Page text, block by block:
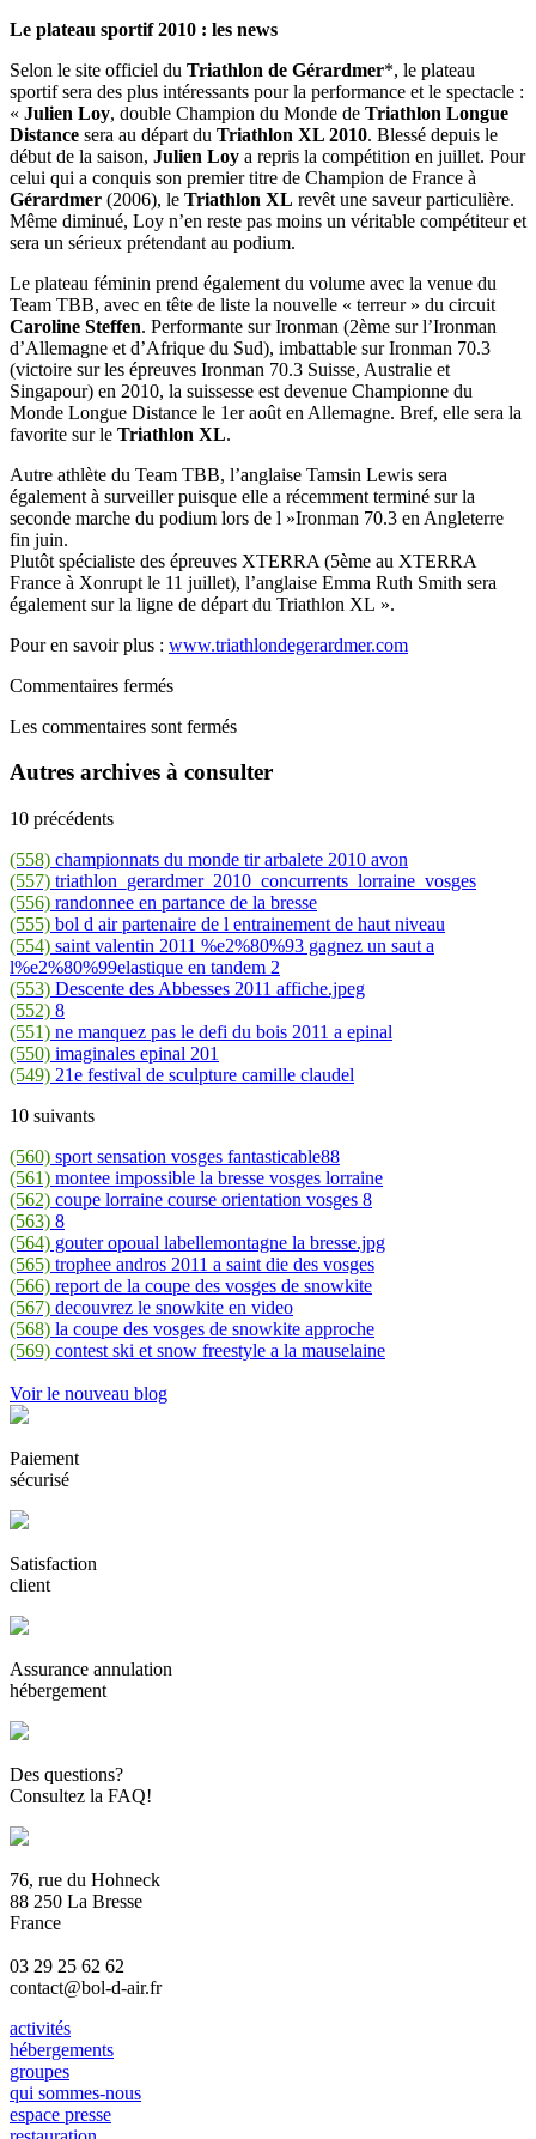
Le plateau sportif 2010 : les news
Selon le site officiel du Triathlon de Gérardmer*, le plateau
sportif sera des plus intéressants pour la performance et le spectacle :
« Julien Loy, double Champion du Monde de Triathlon Longue
Distance sera au départ du Triathlon XL 2010. Blessé depuis le
début de la saison, Julien Loy a repris la compétition en juillet. Pour
celui qui a conquis son premier titre de Champion de France à
Gérardmer (2006), le Triathlon XL revêt une saveur particulière.
Même diminué, Loy n’en reste pas moins un véritable compétiteur et
sera un sérieux prétendant au podium.
Le plateau féminin prend également du volume avec la venue du
Team TBB, avec en tête de liste la nouvelle « terreur » du circuit
Caroline Steffen. Performante sur Ironman (2ème sur l’Ironman
d’Allemagne et d’Afrique du Sud), imbattable sur Ironman 70.3
(victoire sur les épreuves Ironman 70.3 Suisse, Australie et
Singapour) en 2010, la suissesse est devenue Championne du
Monde Longue Distance le 1er août en Allemagne. Bref, elle sera la
favorite sur le Triathlon XL.
Autre athlète du Team TBB, l’anglaise Tamsin Lewis sera
également à surveiller puisque elle a récemment terminé sur la
seconde marche du podium lors de l »Ironman 70.3 en Angleterre
fin juin.
Plutôt spécialiste des épreuves XTERRA (5ème au XTERRA
France à Xonrupt le 11 juillet), l’anglaise Emma Ruth Smith sera
également sur la ligne de départ du Triathlon XL ».
Pour en savoir plus : www.triathlondegerardmer.com
Commentaires fermés
Les commentaires sont fermés
Autres archives à consulter
10 précédents
(558) championnats du monde tir arbalete 2010 avon
(557) triathlon_gerardmer_2010_concurrents_lorraine_vosges
(556) randonnee en partance de la bresse
(555) bol d air partenaire de l entrainement de haut niveau
(554) saint valentin 2011 %e2%80%93 gagnez un saut a
l%e2%80%99elastique en tandem 2
(553) Descente des Abbesses 2011 affiche.jpeg
(552) 8
(551) ne manquez pas le defi du bois 2011 a epinal
(550) imaginales epinal 201
(549) 21e festival de sculpture camille claudel
10 suivants
(560) sport sensation vosges fantasticable88
(561) montee impossible la bresse vosges lorraine
(562) coupe lorraine course orientation vosges 8
(563) 8
(564) gouter opoual labellemontagne la bresse.jpg
(565) trophee andros 2011 a saint die des vosges
(566) report de la coupe des vosges de snowkite
(567) decouvrez le snowkite en video
(568) la coupe des vosges de snowkite approche
(569) contest ski et snow freestyle a la mauselaine
Voir le nouveau blog
Paiement
sécurisé
Satisfaction
client
Assurance annulation
hébergement
Des questions?
Consultez la FAQ!
76, rue du Hohneck
88 250 La Bresse
France
03 29 25 62 62
contact@bol-d-air.fr
activités
hébergements
groupes
qui sommes-nous
espace presse